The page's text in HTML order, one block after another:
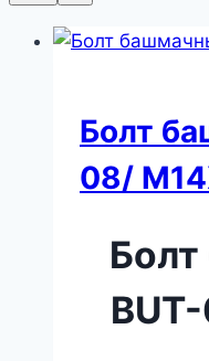
Болт
08/